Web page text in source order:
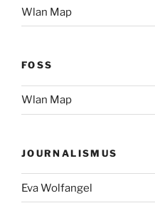
Wlan Map
FOSS
Wlan Map
JOURNALISMUS
Eva Wolfangel